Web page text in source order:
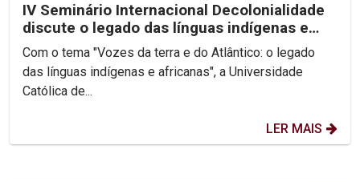
IV Seminário Internacional Decolonialidade
discute o legado das línguas indígenas e
africanas
Com o tema "Vozes da terra e do Atlântico: o legado
das línguas indígenas e africanas", a Universidade
Católica de...
LER MAIS